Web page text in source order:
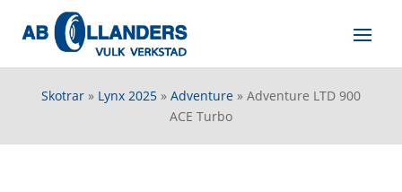
Skotrar» Lynx 2025» Adventure» Adventure LTD 900
ACE Turbo